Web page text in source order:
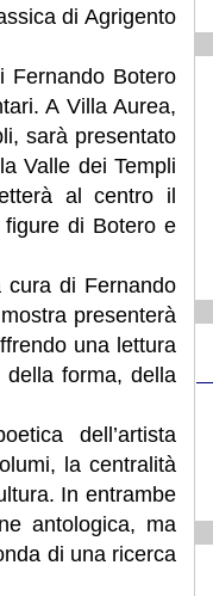
di Agrigento
Fernando Botero
A Villa Aurea,
sarà presentato
Valle dei Templi
al centro il
di Botero e
di Fernando
presenterà
una lettura
della forma, della
dell’artista
la centralità
In entrambe
antologica, ma
di una ricerca